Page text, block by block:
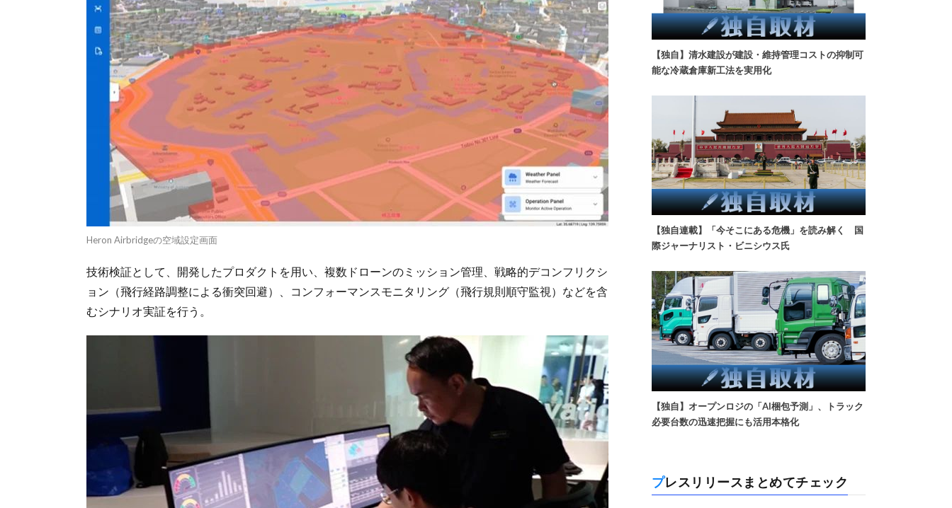
Heron Airbridgeの空域設定画面
技術検証として、開発したプロダクトを用い、複数ドローンのミッション管理、戦略的デコンフリクシ
ョン（飛行経路調整による衝突回避）、コンフォーマンスモニタリング（飛行規則順守監視）などを含
むシナリオ実証を行う。
【独自】清水建設が建設・維持管理コストの抑制可
能な冷蔵倉庫新工法を実用化
【独自連載】「今そこにある危機」を読み解く 国
際ジャーナリスト・ビニシウス氏
【独自】オープンロジの「AI梱包予測」、トラック
必要台数の迅速把握にも活用本格化
プレスリリースまとめてチェック